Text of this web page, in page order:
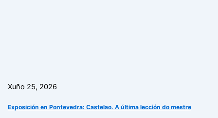
Xuño 25, 2026
Exposición en Pontevedra: Castelao. A última lección do mestre